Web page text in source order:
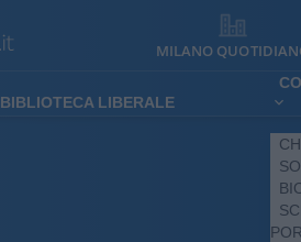
MILANO
BIBLIOTECA LIBERALE